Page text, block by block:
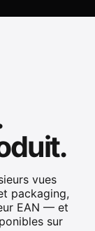
vues
packaging,
EAN — et
sur